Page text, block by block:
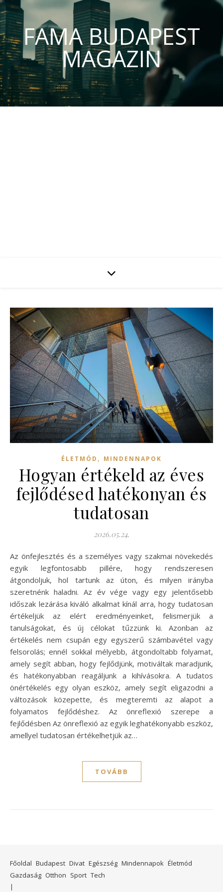
FAMA BUDAPEST
MAGAZIN
ÉLETMÓD , MINDENNAPOK
Hogyan értékeld az éves
fejlődésed hatékonyan és
tudatosan
2026.05.24.
Az önfejlesztés és a személyes vagy szakmai növekedés
egyik legfontosabb pillére, hogy rendszeresen
átgondoljuk, hol tartunk az úton, és milyen irányba
szeretnénk haladni. Az év vége vagy egy jelentősebb
időszak lezárása kiváló alkalmat kínál arra, hogy tudatosan
értékeljük az elért eredményeinket, felismerjük a
tanulságokat, és új célokat tűzzünk ki. Azonban az
értékelés nem csupán egy egyszerű számbavétel vagy
felsorolás; ennél sokkal mélyebb, átgondoltabb folyamat,
amely segít abban, hogy fejlődjünk, motiváltak maradjunk,
és hatékonyabban reagáljunk a kihívásokra. A tudatos
önértékelés egy olyan eszköz, amely segít eligazodni a
változások közepette, és megteremti az alapot a
folyamatos fejlődéshez. Az önreflexió szerepe a
fejlődésben Az önreflexió az egyik leghatékonyabb eszköz,
amellyel tudatosan értékelhetjük az…
TOVÁBB
Főoldal Budapest Divat Egészség Mindennapok Életmód
Gazdaság Otthon Sport Tech